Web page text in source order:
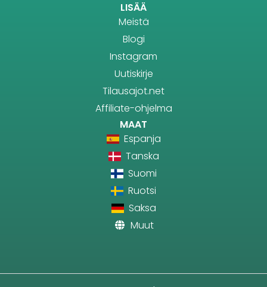
LISÄÄ
Meistä
Blogi
Instagram
Uutiskirje
Tilausajot.net
Affiliate-ohjelma
MAAT
Espanja
Tanska
Suomi
Ruotsi
Saksa
Muut